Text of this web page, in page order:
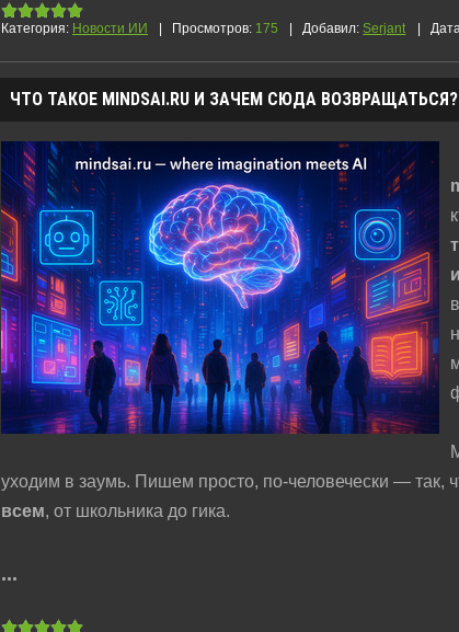
Категория: Новости ИИ | Просмотров: 175 | Добавил: Serjant |
ЧТО ТАКОЕ MINDSAI.RU И ЗАЧЕМ СЮДА ВОЗВРАЩАТЬСЯ?
уходим в заумь. Пишем просто, по-человечески — так,
всем, от школьника до гика.
...